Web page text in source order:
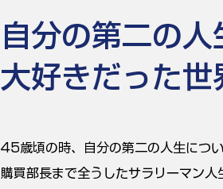
自分の第二の人
大好きだった世
45歳頃の時、自分の第二の人生につ
購買部長まで全うしたサラリーマン